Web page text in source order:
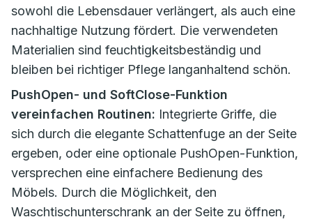
sowohl die Lebensdauer verlängert, als auch eine
nachhaltige Nutzung fördert. Die verwendeten
Materialien sind feuchtigkeitsbeständig und
bleiben bei richtiger Pflege langanhaltend schön.
PushOpen- und SoftClose-Funktion
vereinfachen Routinen: Integrierte Griffe, die
sich durch die elegante Schattenfuge an der Seite
ergeben, oder eine optionale PushOpen-Funktion,
versprechen eine einfachere Bedienung des
Möbels. Durch die Möglichkeit, den
Waschtischunterschrank an der Seite zu öffnen,